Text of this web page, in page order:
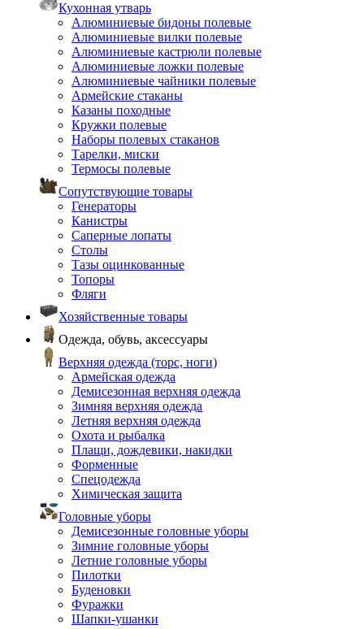
Кухонная утварь
Алюминиевые бидоны полевые
Алюминиевые вилки полевые
Алюминиевые кастрюли полевые
Алюминиевые ложки полевые
Алюминиевые чайники полевые
Армейские стаканы
Казаны походные
Кружки полевые
Наборы полевых стаканов
Тарелки, миски
Термосы полевые
Сопутствующие товары
Генераторы
Канистры
Саперные лопаты
Столы
Тазы оцинкованные
Топоры
Фляги
Хозяйственные товары
Одежда, обувь, аксессуары
Верхняя одежда (торс, ноги)
Армейская одежда
Демисезонная верхняя одежда
Зимняя верхняя одежда
Летняя верхняя одежда
Охота и рыбалка
Плащи, дождевики, накидки
Форменные
Спецодежда
Химическая защита
Головные уборы
Демисезонные головные уборы
Зимние головные уборы
Летние головные уборы
Пилотки
Буденовки
Фуражки
Шапки-ушанки